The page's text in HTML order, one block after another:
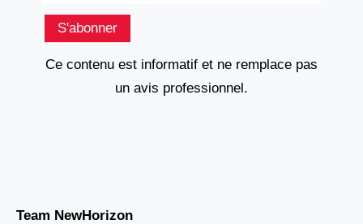
S'abonner
Ce contenu est informatif et ne remplace pas
un avis professionnel.
Team NewHorizon